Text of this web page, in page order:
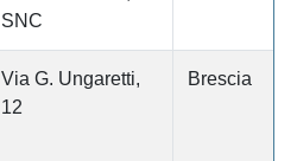
SNC
Via G. Ungaretti,
12
Brescia